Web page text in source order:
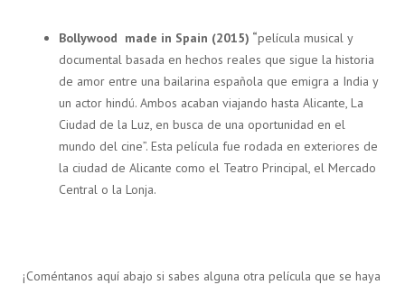
Bollywood made in Spain (2015) “película musical y
documental basada en hechos reales que sigue la historia
de amor entre una bailarina española que emigra a India y
un actor hindú. Ambos acaban viajando hasta Alicante, La
Ciudad de la Luz, en busca de una oportunidad en el
mundo del cine”. Esta película fue rodada en exteriores de
la ciudad de Alicante como el Teatro Principal, el Mercado
Central o la Lonja.
¡Coméntanos aquí abajo si sabes alguna otra película que se haya